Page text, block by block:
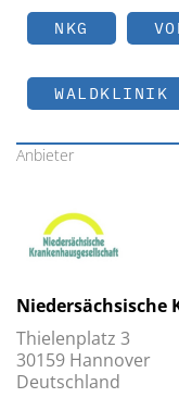
NKG
WALDKLINIK
Anbieter
Niedersächsische
Thielenplatz 3
30159 Hannover
Deutschland